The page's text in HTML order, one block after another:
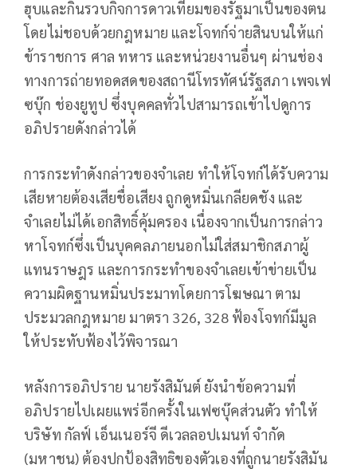
ฮุบและกินรวบกิจการดาวเทียมของรัฐมาเป็นของตน
โดยไม่ชอบด้วยกฎหมาย และโจทก์จ่ายสินบนให้แก่
ข้าราชการ ศาล ทหาร และหน่วยงานอื่นๆ ผ่านช่อง
ทางการถ่ายทอดสดของสถานีโทรทัศน์รัฐสภา เพจเฟ
ซบุ๊ก ช่องยูทูป ซึ่งบุคคลทั่วไปสามารถเข้าไปดูการ
อภิปรายดังกล่าวได้
การกระทำดังกล่าวของจำเลย ทำให้โจทก์ได้รับความ
เสียหายต้องเสียชื่อเสียง ถูกดูหมิ่นเกลียดชัง และ
จำเลยไม่ได้เอกสิทธิ์คุ้มครอง เนื่องจากเป็นการกล่าว
หาโจทก์ซึ่งเป็นบุคคลภายนอกไม่ใส่สมาชิกสภาผู้
แทนราษฎร และการกระทำของจำเลยเข้าข่ายเป็น
ความผิดฐานหมิ่นประมาทโดยการโฆษณา ตาม
ประมวลกฎหมาย มาตรา 326, 328 ฟ้องโจทก์มีมูล
ให้ประทับฟ้องไว้พิจารณา
หลังการอภิปราย นายรังสิมันต์ ยังนำข้อความที่
อภิปรายไปเผยแพร่อีกครั้งในเฟซบุ๊คส่วนตัว ทำให้
บริษัท กัลฟ์ เอ็นเนอร์จี ดีเวลลอปเมนท์ จำกัด
(มหาชน) ต้องปกป้องสิทธิของตัวเองที่ถูกนายรังสิมัน